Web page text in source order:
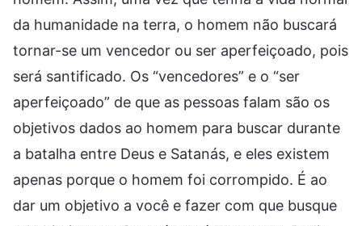
da humanidade na terra, o homem não buscará
tornar-se um vencedor ou ser aperfeiçoado, pois
será santificado. Os “vencedores” e o “ser
aperfeiçoado” de que as pessoas falam são os
objetivos dados ao homem para buscar durante
a batalha entre Deus e Satanás, e eles existem
apenas porque o homem foi corrompido. É ao
dar um objetivo a você e fazer com que busque